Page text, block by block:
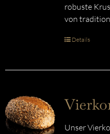
robuste
von
Details
Unser